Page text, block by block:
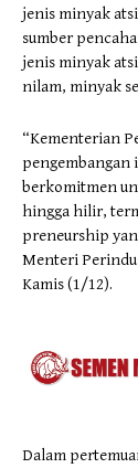
jenis minyak
sumber
jenis minyak
nilam, minyak
“Kementerian
pengembangan
berkomitmen
hingga hilir,
preneurship
Menteri
Kamis (1/12).
Dalam